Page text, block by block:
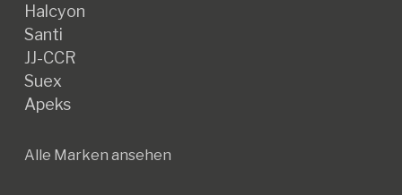
Halcyon
Santi
JJ-CCR
Suex
Apeks
Alle Marken ansehen